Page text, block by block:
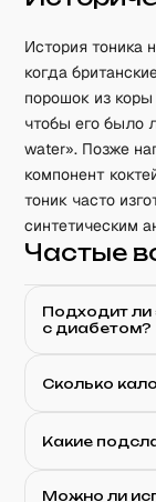
История тоника
когда
порошок из
чтобы его было
water». Позже
компонент
тоник часто
синтетическим
Частые
Подходит ли
с диабетом?
Сколько
Какие
Можно ли